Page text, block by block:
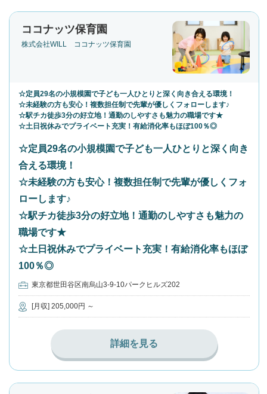
ココナッツ保育園
株式会社WILL ココナッツ保育園
☆定員29名の小規模園で子ども一人ひとりと深く向き合える環境！
☆未経験の方も安心！複数担任制で先輩が優しくフォローします♪
☆駅チカ徒歩3分の好立地！通勤のしやすさも魅力の職場です★
☆土日祝休みでプライベート充実！有給消化率もほぼ100％◎
☆定員29名の小規模園で子ども一人ひとりと深く向き
合える環境！
☆未経験の方も安心！複数担任制で先輩が優しくフォ
ローします♪
☆駅チカ徒歩3分の好立地！通勤のしやすさも魅力の
職場です★
☆土日祝休みでプライベート充実！有給消化率もほぼ
100％◎
東京都世田谷区南烏山3-9-10パークヒルズ202
[月収] 205,000円 ～
詳細を見る